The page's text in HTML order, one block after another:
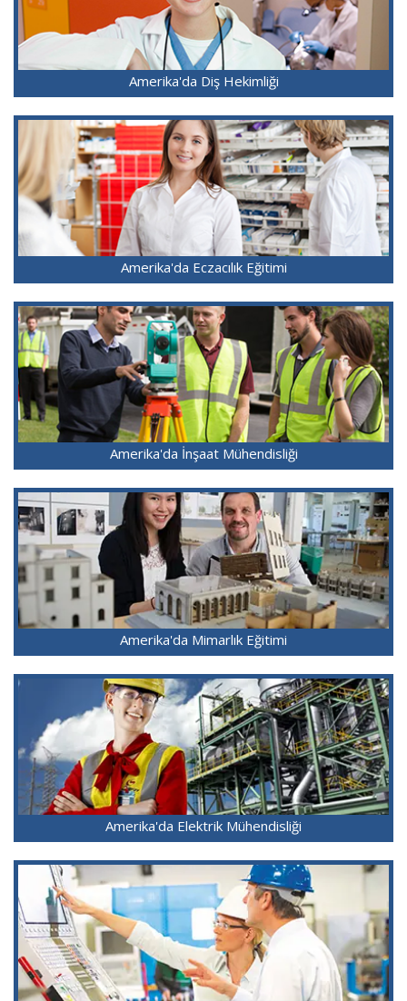
Amerika'da Diş Hekimliği
Amerika'da Eczacılık Eğitimi
Amerika'da İnşaat Mühendisliği
Amerika'da Mimarlık Eğitimi
Amerika'da Elektrik Mühendisliği